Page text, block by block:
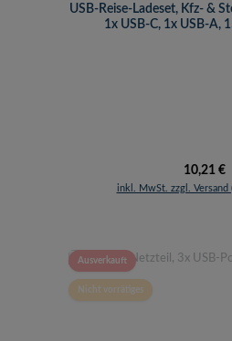
USB-Reise-Ladeset, Kfz- &
1x USB-C, 1x USB-A,
10,21 €
inkl. MwSt. zzgl. Versand
Ausverkauft
Nicht vorrätiges